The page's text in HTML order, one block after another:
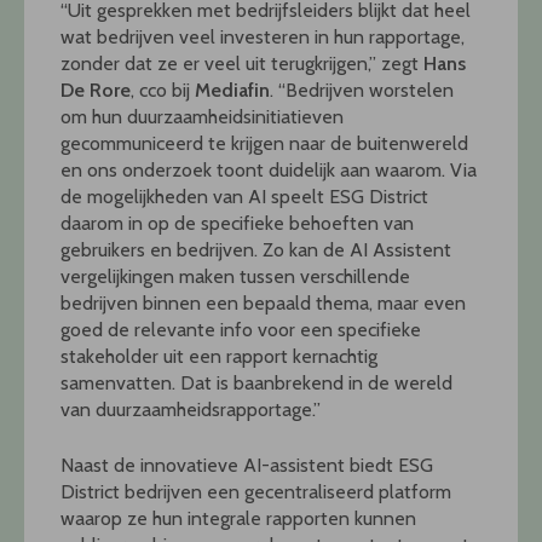
“Uit gesprekken met bedrijfsleiders blijkt dat heel
wat bedrijven veel investeren in hun rapportage,
zonder dat ze er veel uit terugkrijgen,” zegt Hans
De Rore, cco bij Mediafin. “Bedrijven worstelen
om hun duurzaamheidsinitiatieven
gecommuniceerd te krijgen naar de buitenwereld
en ons onderzoek toont duidelijk aan waarom. Via
de mogelijkheden van AI speelt ESG District
daarom in op de specifieke behoeften van
gebruikers en bedrijven. Zo kan de AI Assistent
vergelijkingen maken tussen verschillende
bedrijven binnen een bepaald thema, maar even
goed de relevante info voor een specifieke
stakeholder uit een rapport kernachtig
samenvatten. Dat is baanbrekend in de wereld
van duurzaamheidsrapportage.”
Naast de innovatieve AI-assistent biedt ESG
District bedrijven een gecentraliseerd platform
waarop ze hun integrale rapporten kunnen